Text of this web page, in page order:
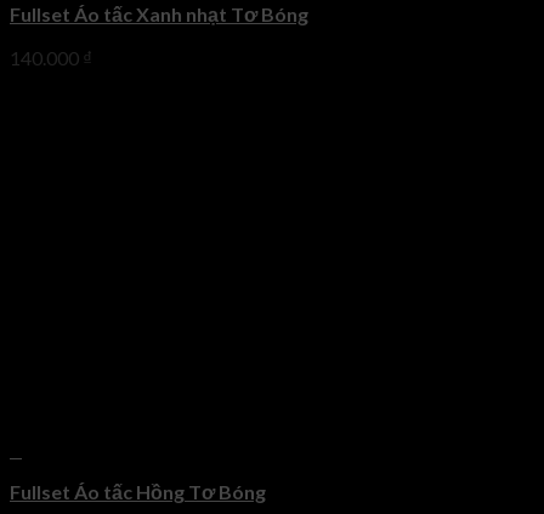
Fullset Áo tấc Xanh nhạt Tơ Bóng
140.000 ₫
Fullset Áo tấc Hồng Tơ Bóng